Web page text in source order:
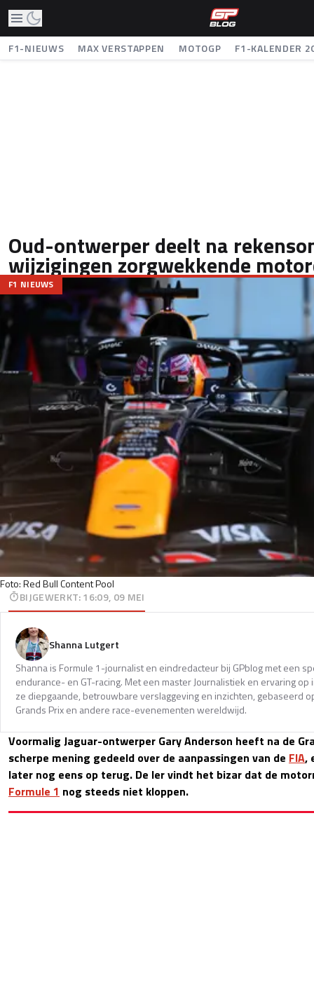
F1-NIEUWS MAX VERSTAPPEN MOTOGP F1-KALENDER
Oud-ontwerper deelt na
wijzigingen zorgwekkende
Foto: Red Bull Content Pool
F1 NIEUWS
BIJGEWERKT:16:09, 09 MEI
Shanna Lutgert
Shanna is Formule 1-journalist en eindredacteur bij GPblog met een
endurance- en GT-racing. Met een master Journalistiek en ervaring
ze diepgaande, betrouwbare verslaggeving en inzichten, gebaseerd
Grands Prix en andere race-evenementen wereldwijd.
Voormalig Jaguar-ontwerper Gary Anderson heeft na de
scherpe mening gedeeld over de aanpassingen van de FIA,
later nog eens op terug. De Ier vindt het bizar dat de
Formule 1 nog steeds niet kloppen.